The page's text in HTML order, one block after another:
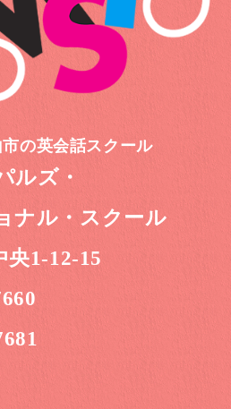
の英会話スクール
ルズ・
ナル・スクール
央1-12-15